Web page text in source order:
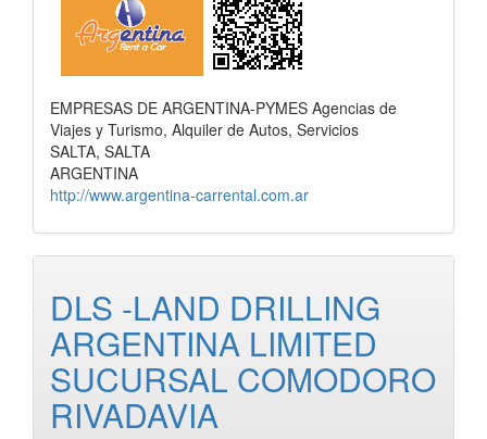
EMPRESAS DE ARGENTINA-PYMES Agencias de
Viajes y Turismo, Alquiler de Autos, Servicios
SALTA, SALTA
ARGENTINA
http://www.argentina-carrental.com.ar
DLS -LAND DRILLING
ARGENTINA LIMITED
SUCURSAL COMODORO
RIVADAVIA